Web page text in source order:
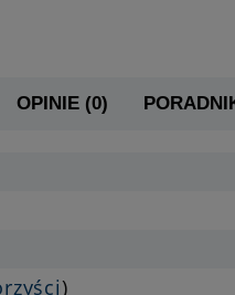
OPINIE (0)
)